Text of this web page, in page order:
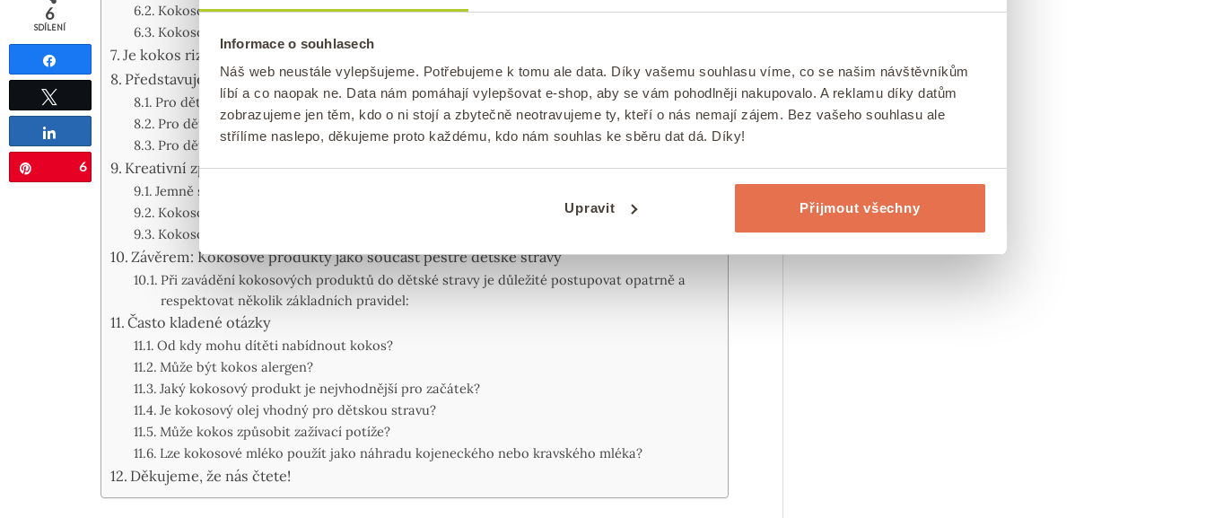
Informace o souhlasech
Náš web neustále vylepšujeme. Potřebujeme k tomu ale data. Díky vašemu souhlasu víme, co se našim návštěvníkům
líbí a co naopak ne. Data nám pomáhají vylepšovat e-shop, aby se vám pohodlněji nakupovalo. A reklamu díky datům
zobrazujeme jen těm, kdo o ni stojí a zbytečně neotravujeme ty, kteří o nás nemají zájem. Bez vašeho souhlasu ale
střílíme naslepo, děkujeme proto každému, kdo nám souhlas ke sběru dat dá. Díky!
Upravit Přijmout všechny
Kokosové mléko obsahuje:
Kokosový olej je:
Je kokos rizikový z hlediska alergií?
Představuje kokos riziko dušení?
Pro děti od 6 měsíců:
Pro děti od 9–12 měsíců:
Pro děti od 18 měsíců:
Kreativní způsoby, jak zařadit kokos do dětského jídelníčku
Jemně strouhaný kokos:
Kokosové mléko:
Kokosový olej:
Závěrem: Kokosové produkty jako součást pestré dětské stravy
Při zavádění kokosových produktů do dětské stravy je důležité postupovat opatrně a
respektovat několik základních pravidel:
Často kladené otázky
Od kdy mohu dítěti nabídnout kokos?
Může být kokos alergen?
Jaký kokosový produkt je nejvhodnější pro začátek?
Je kokosový olej vhodný pro dětskou stravu?
Může kokos způsobit zažívací potíže?
Lze kokosové mléko použít jako náhradu kojeneckého nebo kravského mléka?
Děkujeme, že nás čtete!
6
SDÍLENÍ
Tweetnout
6